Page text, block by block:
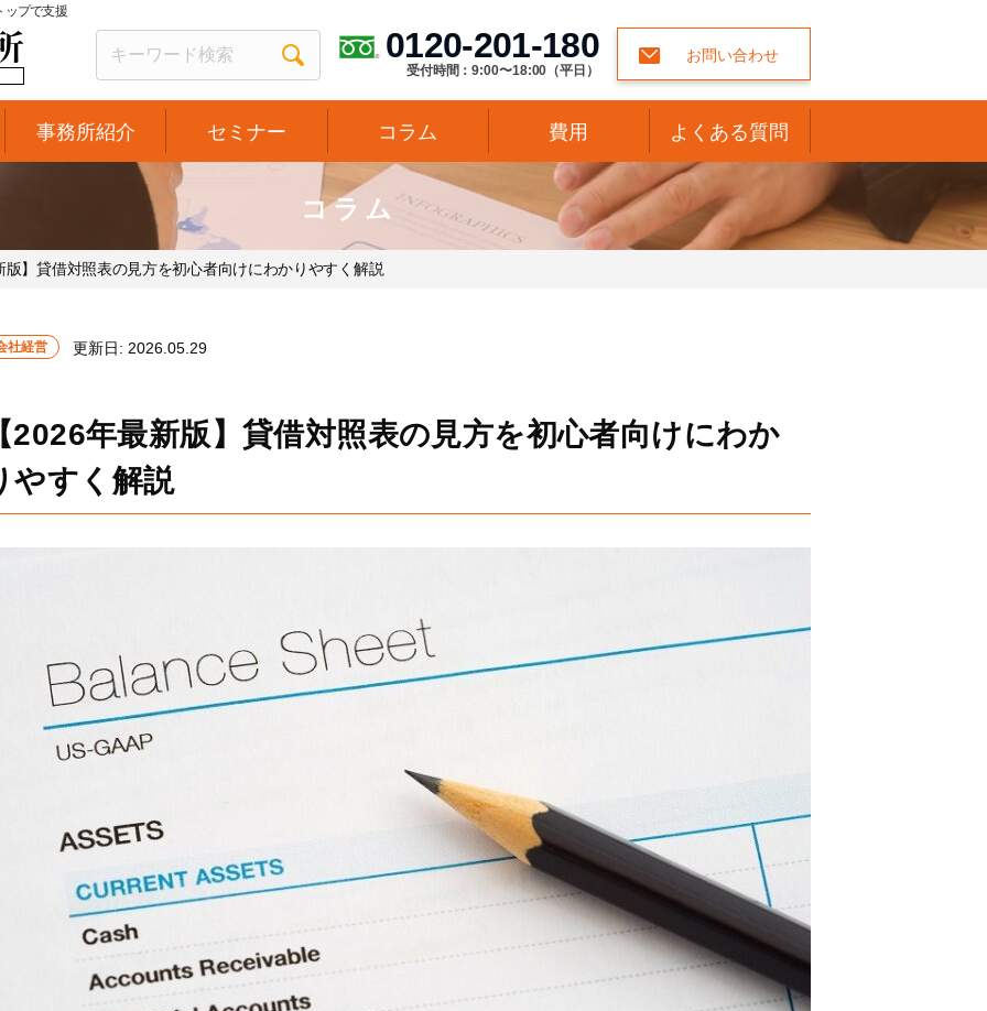
ップで支援
0120-201-180
受付時間：9:00〜18:00（平日）
お問い合わせ
事務所紹介 セミナー コラム 費用 よくある質問
コラム
版】貸借対照表の見方を初心者向けにわかりやすく解説
社経営 更新日: 2026.05.29
2026年最新版】貸借対照表の見方を初心者向けにわか
やすく解説